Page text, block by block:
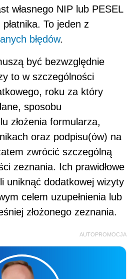
własnego NIP lub PESEL
To jeden z
błędów.
być bezwzględnie
to w szczególności
roku za który
sposobu
złożenia formularza,
oraz podpisu(ów) na
zwrócić szczególną
zeznania. Ich prawidłowe
uniknąć dodatkowej wizyty
celem uzupełnienia lub
złożonego zeznania.
AUTOPROMOCJA